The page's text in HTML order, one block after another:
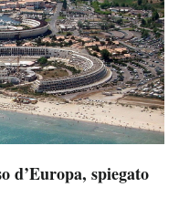
d’Europa, spiegato